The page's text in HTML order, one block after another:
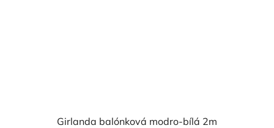
Girlanda balónková modro-bílá 2m